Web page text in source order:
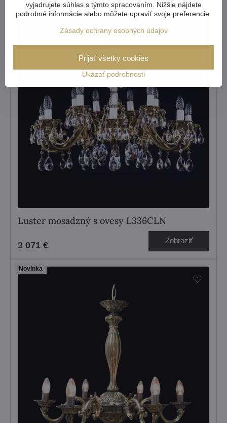
Luster mosadzný s ovesy L336CLN
3 071 € Zobraziť
Novinka
vyjadrujete súhlas s týmto spracovaním. Nižšie nájdete
podrobné informácie alebo môžete upraviť svoje preferencie.
Zásady ochrany osobných údajov
Ukázať podrobnosti
Prijať všetky cookies